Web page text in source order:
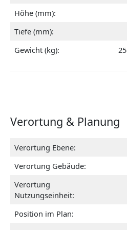
Höhe (mm):
Tiefe (mm):
Gewicht (kg):
25
Verortung & Planung
Verortung Ebene:
Verortung Gebäude:
Verortung
Nutzungseinheit:
Position im Plan: